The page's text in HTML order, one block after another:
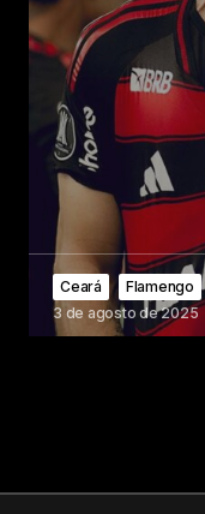
Ceará
Flamengo
3 de agosto de 2025